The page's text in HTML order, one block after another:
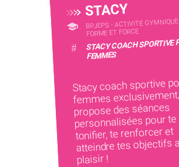
STACY
BPJEPS - ACTIVITÉ
FORME ET FORCE
# STACY COACH SPORTIVE
FEMMES
Stacy coach sportive
femmes
propose des séances
personnalisées pour te
tonifier, te renforcer et
atteindre tes objectifs
plaisir !